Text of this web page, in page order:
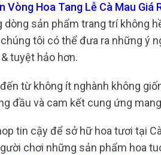
Vòng Hoa Tang Lễ Cà Mau Giá
sản phẩm trang trí không
chúng tôi có thể đưa ra những
tuyệt hảo hơn.
từ không ít nghành không
đầu và cam kết cung ứng
tin cậy để sở hữ hoa tươi tại
chơi những sản phẩm hoa